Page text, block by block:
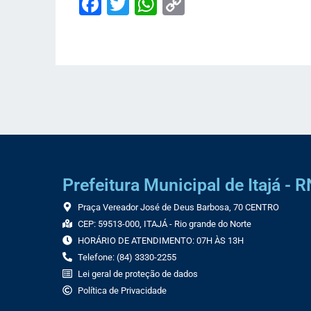
Prefeitura Municipal de Itajá -
Praça Vereador José de Deus Barbosa, 70 CENTRO
CEP: 59513-000, ITAJÁ - Rio grande do Norte
HORÁRIO DE ATENDIMENTO: 07H ÀS 13H
Telefone: (84) 3330-2255
Lei geral de proteção de dados
Política de Privacidade